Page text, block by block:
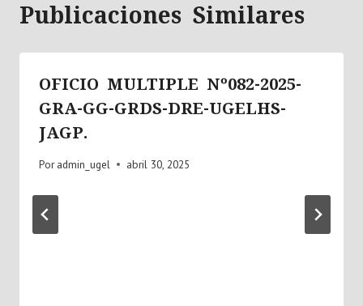
Publicaciones Similares
OFICIO MULTIPLE Nº082-2025-
GRA-GG-GRDS-DRE-UGELHS-
JAGP.
Por admin_ugel abril 30, 2025